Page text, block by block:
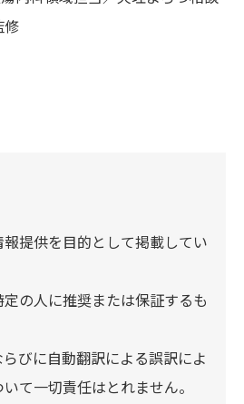
修
提供を目的として掲載してい
の人に推奨または保証するも
びに自動翻訳による誤訳によ
て一切責任はとれません。